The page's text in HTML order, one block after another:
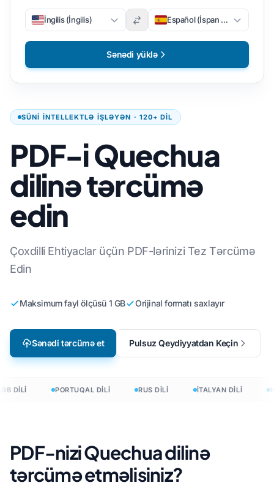
SÜNI INTELLEKTLƏ IŞLƏYƏN · 120+ DIL
PDF-i Quechua
dilinə tərcümə
edin
Çoxdilli Ehtiyaclar üçün PDF-lərinizi Tez Tərcümə
Edin
Maksimum fayl ölçüsü 1 GB Orijinal formatı saxlayır
Sənədi tərcümə et Pulsuz Qeydiyyatdan Keçin
İngilis (İngilis) Español (İspan dili)
Sənədi yüklə
DİLİ PORTUQAL DİLİ RUS DİLİ İTALYAN DİLİ
PDF-nizi Quechua dilinə
tərcümə etməlisiniz?